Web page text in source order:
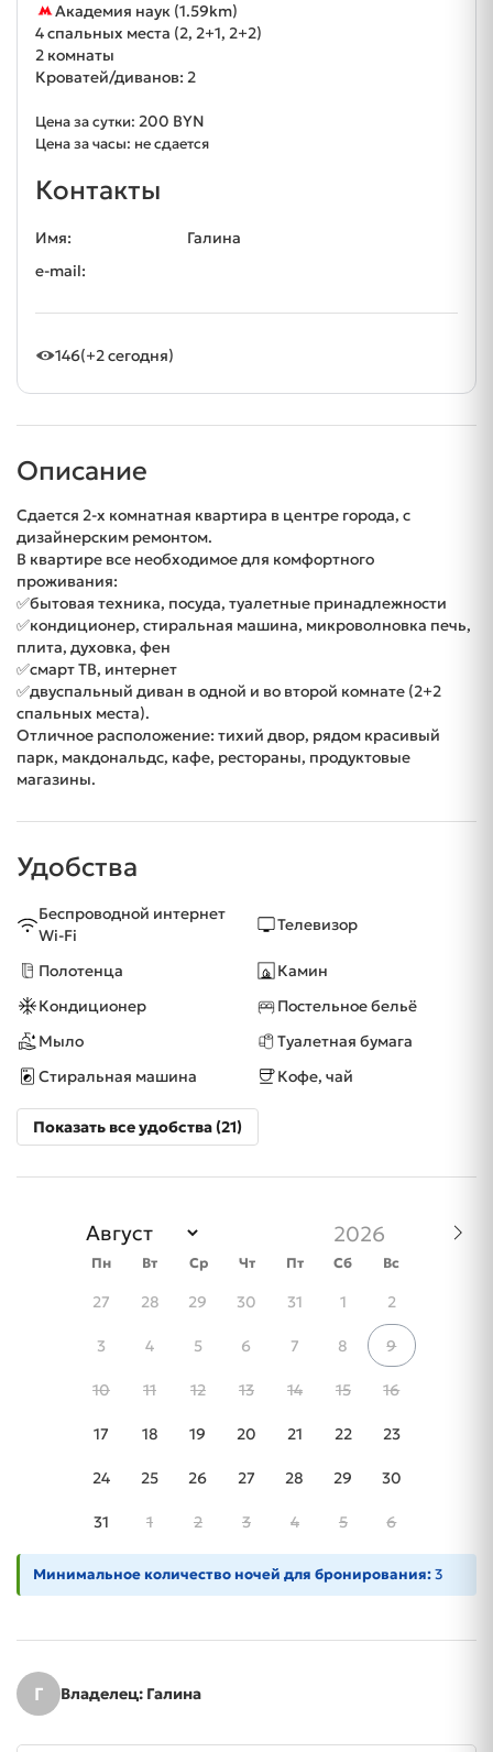
Академия наук (1.59km)
4 спальных места (2, 2+1, 2+2)
2 комнаты
Кроватей/диванов: 2
Цена за сутки: 200 BYN
Цена за часы: не сдается
Контакты
Имя:
Галина
e-mail:
146(+2 сегодня)
Описание
Сдается 2-х комнатная квартира в центре города, с
дизайнерским ремонтом.
В квартире все необходимое для комфортного
проживания:
✅бытовая техника, посуда, туалетные принадлежности
✅кондиционер, стиральная машина, микроволновка печь,
плита, духовка, фен
✅смарт ТВ, интернет
✅двуспальный диван в одной и во второй комнате (2+2
спальных места).
Отличное расположение: тихий двор, рядом красивый
парк, макдональдс, кафе, рестораны, продуктовые
магазины.
Удобства
Беспроводной интернет
Wi-Fi
Телевизор
Полотенца
Камин
Кондиционер
Постельное бельё
Мыло
Туалетная бумага
Стиральная машина
Кофе, чай
Показать все удобства (21)
Пн Вт Ср Чт Пт Сб Вс
27 28 29 30 31 1 2
3 4 5 6 7 8 9
10 11 12 13 14 15 16
17 18 19 20 21 22 23
24 25 26 27 28 29 30
31 1 2 3 4 5 6
Минимальное количество ночей для бронирования:3
Г Владелец: Галина